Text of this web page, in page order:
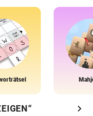
chevron_right